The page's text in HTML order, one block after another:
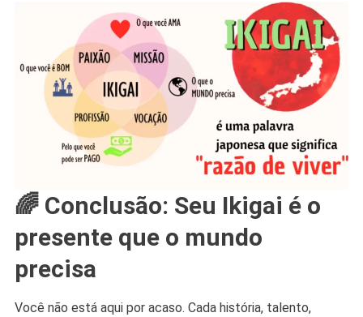
🌈 Conclusão: Seu Ikigai é o
presente que o mundo
precisa
Você não está aqui por acaso. Cada história, talento,